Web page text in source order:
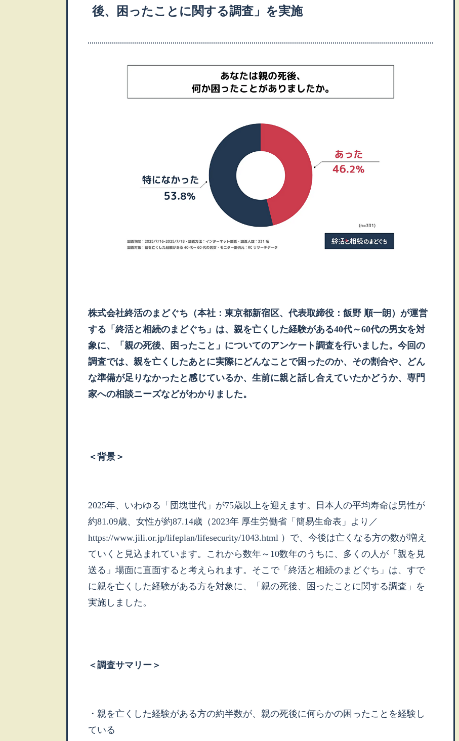
後、困ったことに関する調査」を実施
株式会社終活のまどぐち（本社：東京都新宿区、代表取締役：飯野 順一朗）が運営
する「終活と相続のまどぐち」は、親を亡くした経験がある40代～60代の男女を対
象に、「親の死後、困ったこと」についてのアンケート調査を行いました。今回の
調査では、親を亡くしたあとに実際にどんなことで困ったのか、その割合や、どん
な準備が足りなかったと感じているか、生前に親と話し合えていたかどうか、専門
家への相談ニーズなどがわかりました。
＜背景＞
2025年、いわゆる「団塊世代」が75歳以上を迎えます。日本人の平均寿命は男性が
約81.09歳、女性が約87.14歳（2023年 厚生労働省「簡易生命表」より／
https://www.jili.or.jp/lifeplan/lifesecurity/1043.html ）で、今後は亡くなる方の数が増え
ていくと見込まれています。これから数年～10数年のうちに、多くの人が「親を見
送る」場面に直面すると考えられます。そこで「終活と相続のまどぐち」は、すで
に親を亡くした経験がある方を対象に、「親の死後、困ったことに関する調査」を
実施しました。
＜調査サマリー＞
・親を亡くした経験がある方の約半数が、親の死後に何らかの困ったことを経験し
ている